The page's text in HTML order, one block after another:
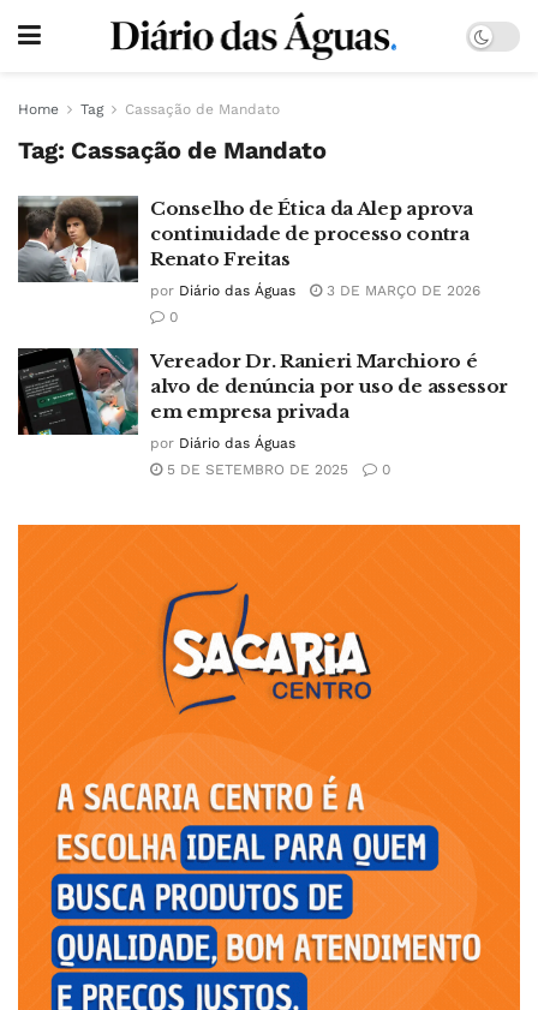
Home Tag Cassação de Mandato
Tag: Cassação de Mandato
Conselho de Ética da Alep aprova
continuidade de processo contra
Renato Freitas
por Diário das Águas
3 DE MARÇO DE 2026
0
Vereador Dr. Ranieri Marchioro é
alvo de denúncia por uso de assessor
em empresa privada
por Diário das Águas
5 DE SETEMBRO DE 2025
0